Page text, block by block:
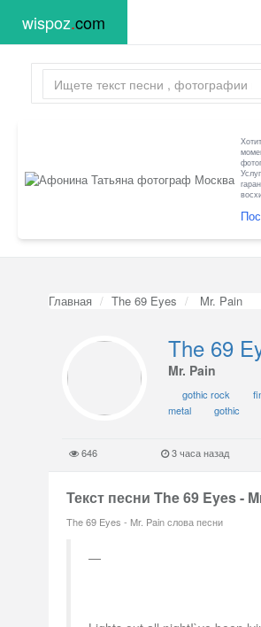
wispoz.com
Главная The 69 Eyes Mr. Pain
The 69
Mr. Pain
gothic rock
metal
gothic
646 3 часа назад
Текст песни The 69 Eyes -
The 69 Eyes - Mr. Pain слова песни